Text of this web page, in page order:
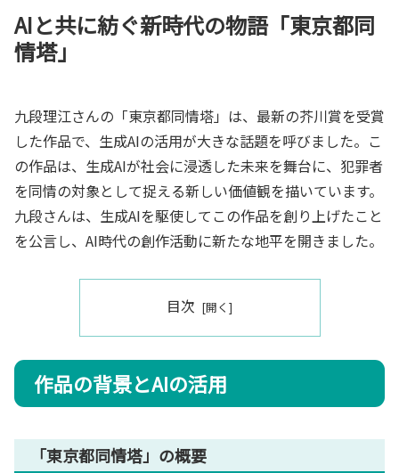
AIと共に紡ぐ新時代の物語「東京都同
情塔」
九段理江さんの「東京都同情塔」は、最新の芥川賞を受賞
した作品で、生成AIの活用が大きな話題を呼びました。こ
の作品は、生成AIが社会に浸透した未来を舞台に、犯罪者
を同情の対象として捉える新しい価値観を描いています。
九段さんは、生成AIを駆使してこの作品を創り上げたこと
を公言し、AI時代の創作活動に新たな地平を開きました。
目次
作品の背景とAIの活用
「東京都同情塔」の概要